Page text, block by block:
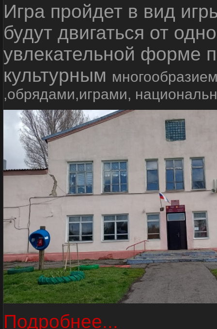
Игра пройдет в вид
будут двигаться от
увлекательной форме
культурным
,обрядами,играми,
Подробнее...